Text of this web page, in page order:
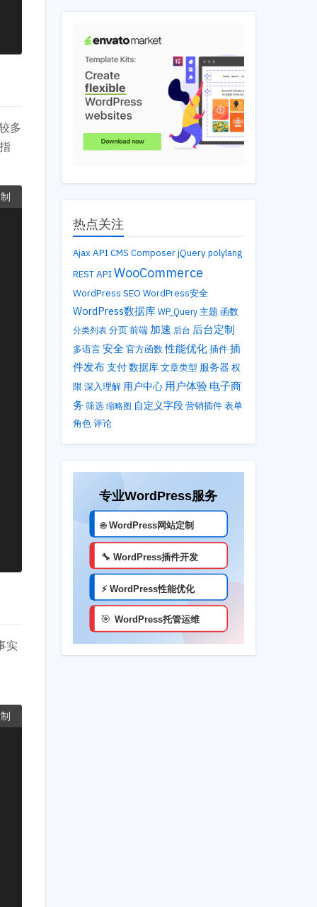
多
实
热点关注
Ajax API CMS Composer jQuery polylang
REST APIWooCommerce
WordPress SEO WordPress安全
WordPress数据库 WP_Query 主题 函数
分类列表 分页 前端 加速 后台 后台定制
多语言 安全 官方函数性能优化 插件 插
件发布支付数据库 文章类型 服务器 权
限 深入理解 用户中心 用户体验 电子商
务 筛选 缩略图 自定义字段 营销插件 表单
角色 评论